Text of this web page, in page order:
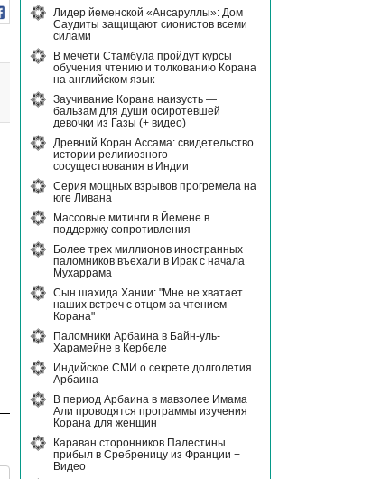
Лидер йеменской «Ансаруллы»: Дом
Саудиты защищают сионистов всеми
силами
В мечети Стамбула пройдут курсы
обучения чтению и толкованию Корана
на английском язык
Заучивание Корана наизусть —
бальзам для души осиротевшей
девочки из Газы (+ видео)
Древний Коран Ассама: свидетельство
истории религиозного
сосуществования в Индии
Серия мощных взрывов прогремела на
юге Ливана
Массовые митинги в Йемене в
поддержку сопротивления
Более трех миллионов иностранных
паломников въехали в Ирак с начала
Мухаррама
Сын шахида Хании: "Мне не хватает
наших встреч с отцом за чтением
Корана"
Паломники Арбаина в Байн-уль-
Харамейне в Кербеле
Индийское СМИ о секрете долголетия
Арбаина
В период Арбаина в мавзолее Имама
Али проводятся программы изучения
Корана для женщин
Караван сторонников Палестины
прибыл в Сребреницу из Франции +
Видео